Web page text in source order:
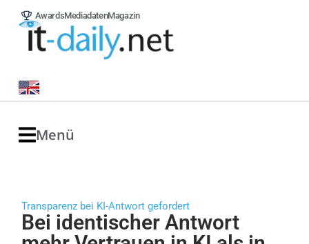
AwardsMediadatenMagazin
Menü
Transparenz bei KI-Antwort gefordert
Bei identischer Antwort